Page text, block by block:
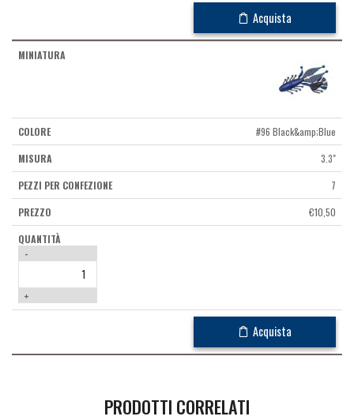
Acquista
#96 Black&amp;Blue
3.3"
7
€10,50
-
+
Acquista
PRODOTTI CORRELATI